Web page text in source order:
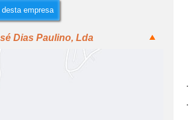
empresa
Dias Paulino, Lda